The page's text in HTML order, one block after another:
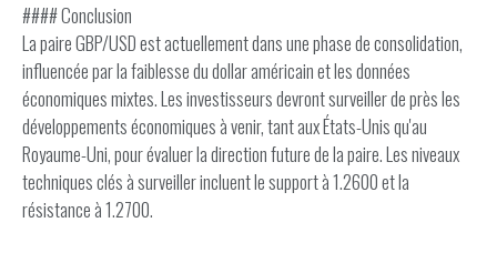
#### Conclusion
La paire GBP/USD est actuellement dans une phase de consolidation,
influencée par la faiblesse du dollar américain et les données
économiques mixtes. Les investisseurs devront surveiller de près les
développements économiques à venir, tant aux États-Unis qu'au
Royaume-Uni, pour évaluer la direction future de la paire. Les niveaux
techniques clés à surveiller incluent le support à 1.2600 et la
résistance à 1.2700.